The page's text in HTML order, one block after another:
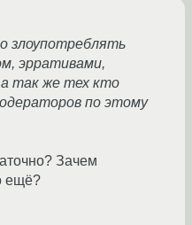
злоупотреблять
эрративами,
так же тех кто
по этому
Зачем
ещё?